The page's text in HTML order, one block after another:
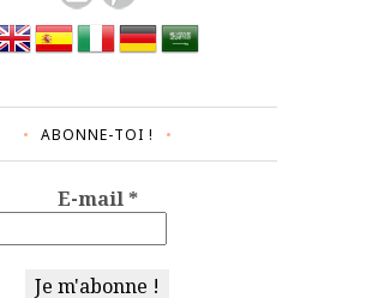
ABONNE-TOI !
E-mail*